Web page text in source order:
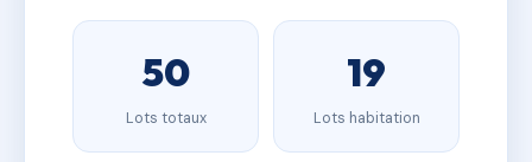
50
Lots totaux
19
Lots habitation